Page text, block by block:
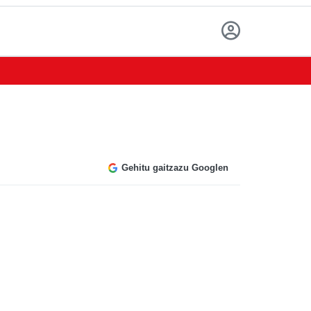
Gehitu gaitzazu Googlen